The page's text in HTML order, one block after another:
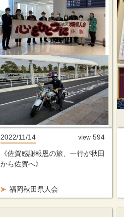
2022/11/14
福岡秋田県人会
《佐賀感謝報恩の旅、一行が秋田
から佐賀へ》
view 594